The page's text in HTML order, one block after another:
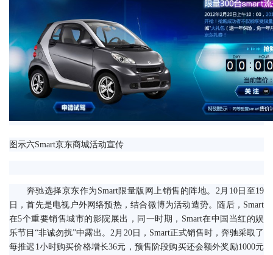
图示六Smart京东商城活动宣传
奔驰选择京东作为Smart限量版网上销售的阵地。2月10日至19
日，首先是电视户外网络预热，结合微博为活动造势。随后，Smart
在5个重要销售城市的影院展出，同一时期，Smart在中国当红的娱
乐节目“非诚勿扰”中露出。2月20日，Smart正式销售时，奔驰采取了
每推迟1小时购买价格增长36元，预售阶段购买还会额外奖励1000元